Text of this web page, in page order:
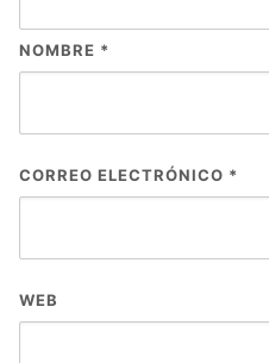
NOMBRE *
CORREO ELECTRÓNICO *
WEB